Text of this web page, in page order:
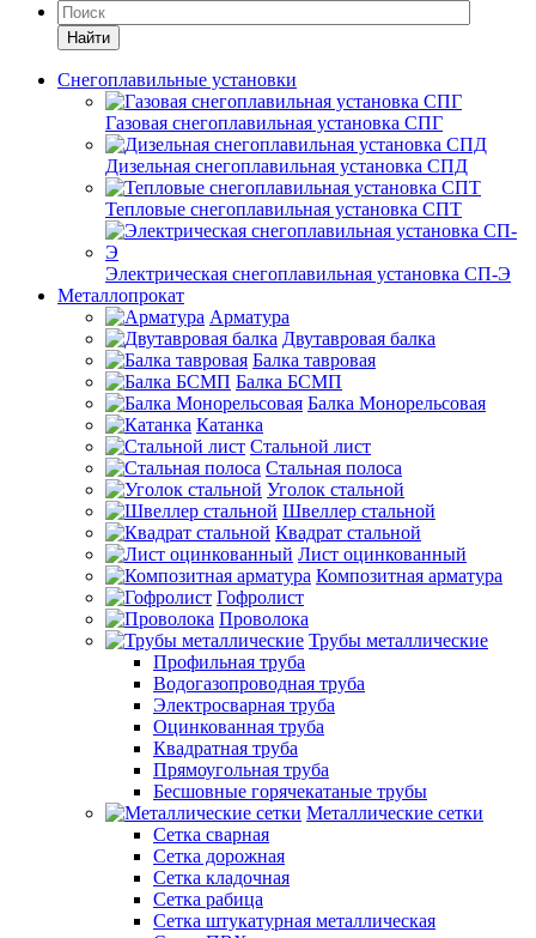
Найти
Снегоплавильные установки
Газовая снегоплавильная установка СПГ
Дизельная снегоплавильная установка СПД
Тепловые снегоплавильная установка СПТ
Электрическая снегоплавильная установка СП-Э
Металлопрокат
Арматура
Двутавровая балка
Балка тавровая
Балка БСМП
Балка Монорельсовая
Катанка
Стальной лист
Стальная полоса
Уголок стальной
Швеллер стальной
Квадрат стальной
Лист оцинкованный
Композитная арматура
Гофролист
Проволока
Трубы металлические
Профильная труба
Водогазопроводная труба
Электросварная труба
Оцинкованная труба
Квадратная труба
Прямоугольная труба
Бесшовные горячекатаные трубы
Металлические сетки
Сетка сварная
Сетка дорожная
Сетка кладочная
Сетка рабица
Сетка штукатурная металлическая